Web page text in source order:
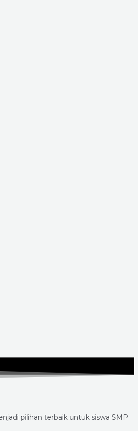
pilihan terbaik untuk siswa SMP